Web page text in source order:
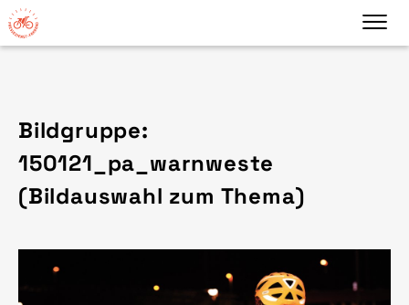
Bildgruppe:
150121_pa_warnweste
(Bildauswahl zum Thema)